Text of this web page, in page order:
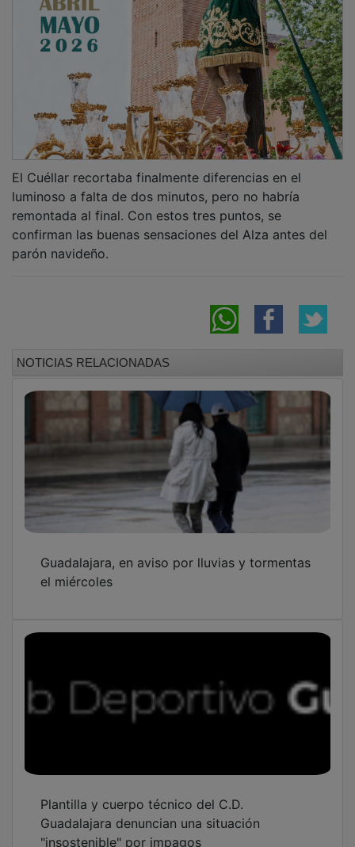
luminoso a falta de dos minutos, pero no habría
remontada al final. Con estos tres puntos, se
confirman las buenas sensaciones del Alza antes del
parón navideño.
el miércoles
Guadalajara denuncian una situación
"insostenible" por impagos